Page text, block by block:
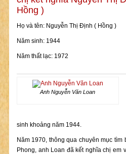
Hồng )
Họ và tên: Nguyễn Thị Định ( Hồng )
Năm sinh: 1944
Năm thất lạc: 1972
Anh Nguyễn Văn Loan
sinh khoảng năm 1944.
Năm 1970, thông qua chuyên mục
Phong, anh Loan đã kết nghĩa chị em